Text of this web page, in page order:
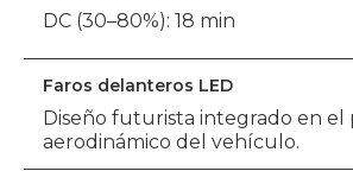
DC (30–80%): 18 min
Faros delanteros LED
Diseño futurista integrado en el
aerodinámico del vehículo.